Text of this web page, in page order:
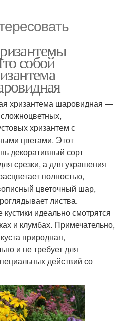
собой
хризантема шаровидная ―
хризантем с
цветами. Этот
декоративный сорт
срезки, а для украшения
полностью,
цветочный шар,
листва.
идеально смотрятся
и клумбах. Примечательно,
природная,
и не требует для
действий со